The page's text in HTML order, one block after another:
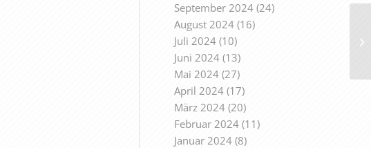
September 2024(24)
August 2024(16)
Juli 2024(10)
Juni 2024(13)
Mai 2024(27)
April 2024(17)
März 2024(20)
Februar 2024(11)
Januar 2024(8)